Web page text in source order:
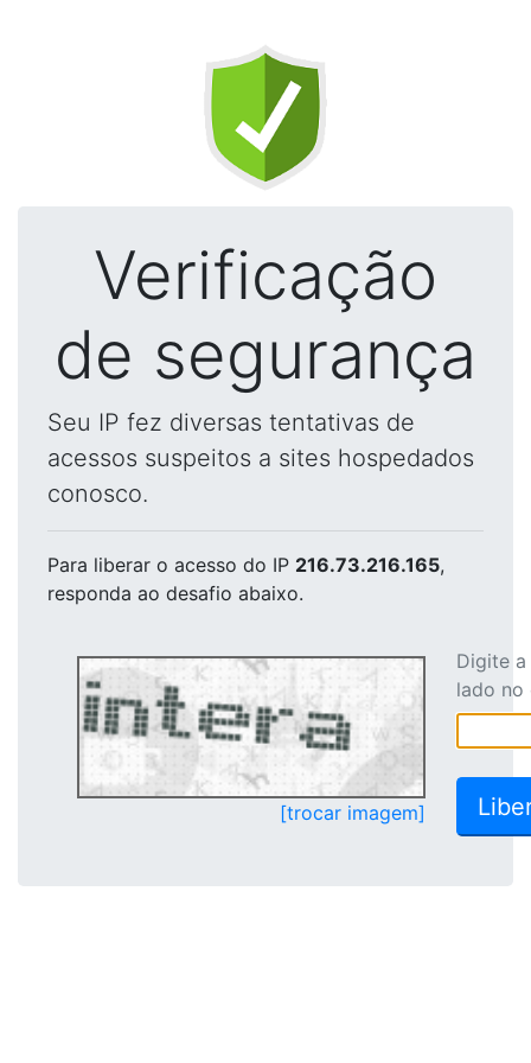
Verificação
de segurança
Seu IP fez diversas tentativas de
acessos suspeitos a sites hospedados
conosco.
Para liberar o acesso do IP 216.73.216.165,
responda ao desafio abaixo.
[trocar imagem]
Digite
lado no